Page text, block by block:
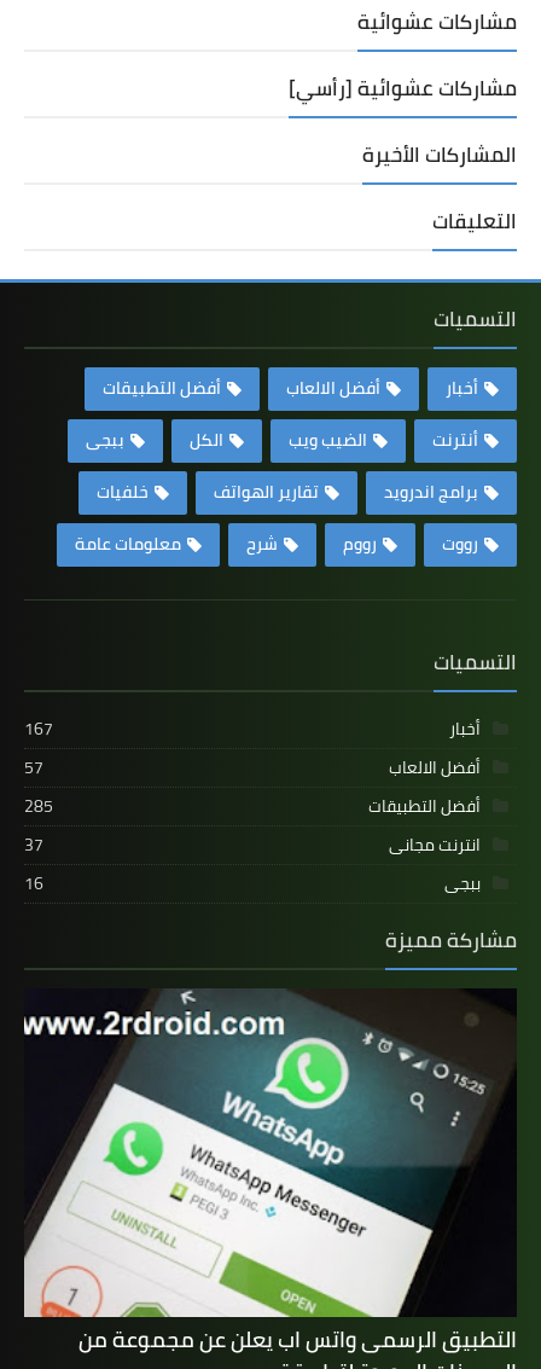
مشاركات عشوائية
مشاركات عشوائية [رأسي]
المشاركات الأخيرة
التعليقات
التسميات
أخبار أفضل الالعاب
أفضل التطبيقات
أنترنت
الضيب ويب الكل
ببجى
برامج اندرويد
تقارير الهواتف
خلفيات
رووت
رووم شرح معلومات عامة
التسميات
أخبار
167
أفضل الالعاب
57
أفضل التطبيقات
285
انترنت مجانى
37
ببجى
16
مشاركة مميزة
التطبيق الرسمى واتس اب يعلن عن مجموعة من